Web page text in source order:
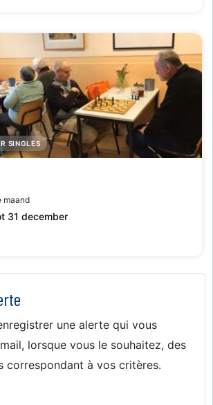
SINGLES
maand
31 december
une alerte qui vous
lorsque vous le souhaitez, des
correspondant à vos critères.